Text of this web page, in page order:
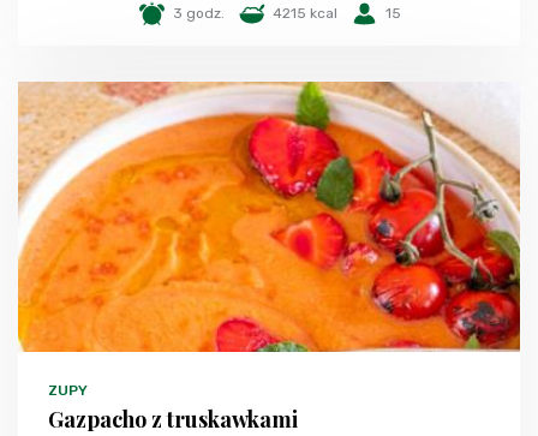
3 godz. 4215 kcal 15
ZUPY
Gazpacho z truskawkami